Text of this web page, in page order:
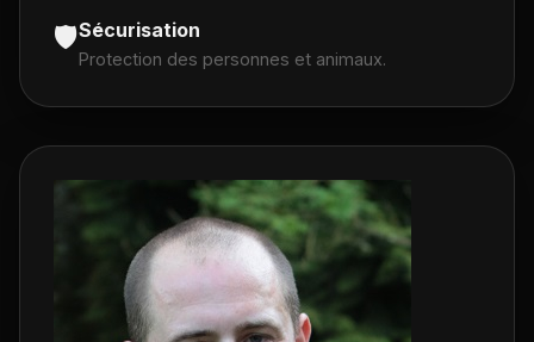
🛡️Sécurisation
Protection des personnes et animaux.